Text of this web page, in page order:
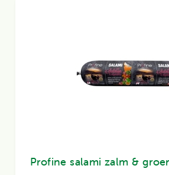
Profine salami zalm &